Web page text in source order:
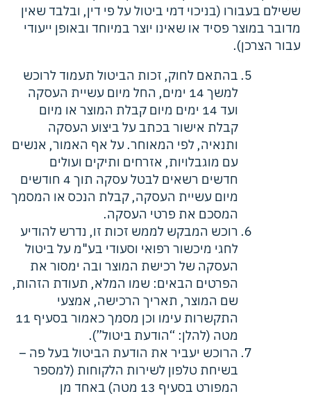
ששילם בעבורו (בניכוי דמי ביטול על פי דין, ובלבד שאין
מדובר במוצר פסיד או שאינו יוצר במיוחד ובאופן ייעודי
עבור הצרכן).
בהתאם לחוק, זכות הביטול תעמוד לרוכש
למשך 14 ימים, החל מיום עשיית העסקה
ועד 14 ימים מיום קבלת המוצר או מיום
קבלת אישור בכתב על ביצוע העסקה
ותנאיה, לפי המאוחר. על אף האמור, אנשים
עם מוגבלויות, אזרחים ותיקים ועולים
חדשים רשאים לבטל עסקה תוך 4 חודשים
מיום עשיית העסקה, קבלת הנכס או המסמך
המסכם את פרטי העסקה.
רוכש המבקש לממש זכות זו, נדרש להודיע
לחגי מיכשור רפואי וסעודי בע"מ על ביטול
העסקה של רכישת המוצר ובה ימסור את
הפרטים הבאים: שמו המלא, תעודת הזהות,
שם המוצר, תאריך הרכישה, אמצעי
התקשרות עימו וכן מסמך כאמור בסעיף 11
מטה (להלן: “הודעת ביטול”).
הרוכש יעביר את הודעת הביטול בעל פה –
בשיחת טלפון לשירות הלקוחות (למספר
המפורט בסעיף 13 מטה) באחד מן